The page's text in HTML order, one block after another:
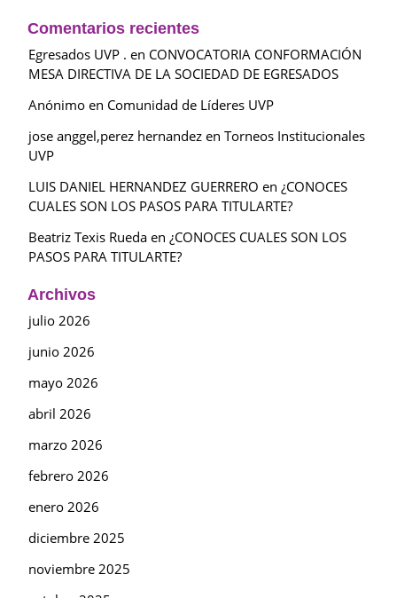
Comentarios recientes
Egresados UVP . en CONVOCATORIA CONFORMACIÓN
MESA DIRECTIVA DE LA SOCIEDAD DE EGRESADOS
Anónimo en Comunidad de Líderes UVP
jose anggel,perez hernandez en Torneos Institucionales
UVP
LUIS DANIEL HERNANDEZ GUERRERO en ¿CONOCES
CUALES SON LOS PASOS PARA TITULARTE?
Beatriz Texis Rueda en ¿CONOCES CUALES SON LOS
PASOS PARA TITULARTE?
Archivos
julio 2026
junio 2026
mayo 2026
abril 2026
marzo 2026
febrero 2026
enero 2026
diciembre 2025
noviembre 2025